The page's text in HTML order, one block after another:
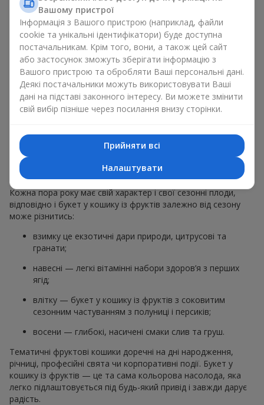
звичайний букет у кошику із фруктів на гастрономічний
подарунок. Ми у компаніїFlowers.ua завжди дотримуємося
побажань клієнта, створюючи декор. При формуванні
композиції букет у кошику із фруктів використовуються
натуральні матеріали, продумана упаковка смаку, і звісно
відповідні до події декоративні елементи.
За бажанням клієнта кошик фруктів може бути оформлений
у прозорій плівці або стильній коробці — завжди зі
святковою подачею, яка виглядає охайно й
Тематичні фруктові
композиції для свят та сезонів
Кожна пора року має свій характер і свої сезонні плоди,
відповідно і букет у кошику із фруктів залежно від сезону
може різнитись:
взимку це екзотичні дари природи, цитрусові та
гранати;
навесні — легкі вітамінні набори здоров’я з перших
ягід;
влітку — букет у кошику із фруктів з соковитим
сезонним частуванням з полуниці і персиків;
восени — глибокі, насичені смаки слив та груш.
Тематичні фруктові кошики доречні на дні народження,
річниці, професійні свята чи корпоративні події. Букет у
кошику із фруктів — це та сама кольорова насолода, яка
легко підлаштовується під будь-який привід і завжди дарує
радість.
Вашому пристрої
Інформація з Вашого пристрою (наприклад, файли
cookie та унікальні ідентифікатори) буде доступна
постачальникам. Крім того, вони, а також цей сайт
або застосунок зможуть зберігати інформацію з
Вашого пристрою та обробляти Ваші персональні дані.
Деякі постачальники можуть використовувати Ваші
дані на підставі законного інтересу. Ви можете змінити
свій вибір пізніше через посилання внизу сторінки.
Прийняти всі
Налаштувати